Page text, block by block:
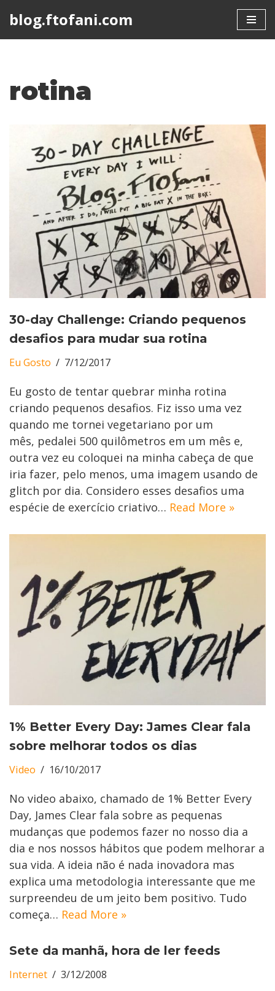
blog.ftofani.com
rotina
30-day Challenge: Criando pequenos
desafios para mudar sua rotina
Eu Gosto 7/12/2017
Eu gosto de tentar quebrar minha rotina
criando pequenos desafios. Fiz isso uma vez
quando me tornei vegetariano por um
mês, pedalei 500 quilômetros em um mês e,
outra vez eu coloquei na minha cabeça de que
iria fazer, pelo menos, uma imagem usando de
glitch por dia. Considero esses desafios uma
espécie de exercício criativo… Read More »
1% Better Every Day: James Clear fala
sobre melhorar todos os dias
Video 16/10/2017
No video abaixo, chamado de 1% Better Every
Day, James Clear fala sobre as pequenas
mudanças que podemos fazer no nosso dia a
dia e nos nossos hábitos que podem melhorar a
sua vida. A ideia não é nada inovadora mas
explica uma metodologia interessante que me
surpreendeu de um jeito bem positivo. Tudo
começa… Read More »
Sete da manhã, hora de ler feeds
Internet 3/12/2008